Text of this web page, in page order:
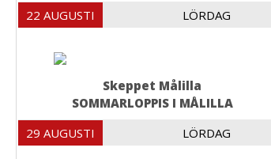
22 AUGUSTI LÖRDAG
Skeppet Målilla
SOMMARLOPPIS I MÅLILLA
29 AUGUSTI LÖRDAG